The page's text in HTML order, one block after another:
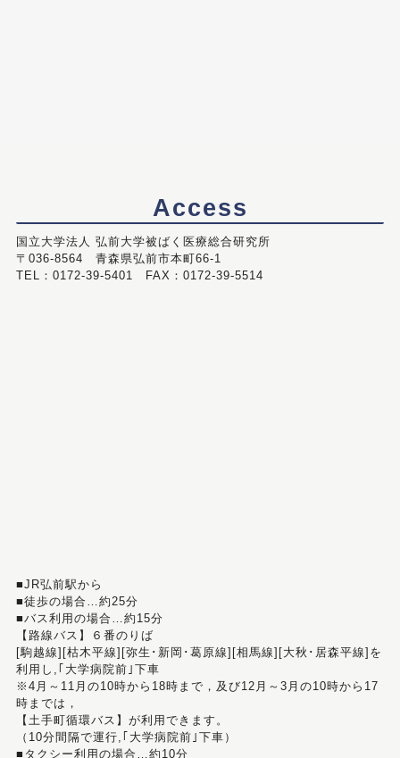
Access
国立大学法人 弘前大学被ばく医療総合研究所
〒036-8564 青森県弘前市本町66-1
TEL：0172-39-5401 FAX：0172-39-5514
■JR弘前駅から
■徒歩の場合…約25分
■バス利用の場合…約15分
【路線バス】６番のりば
[駒越線][枯木平線][弥生･新岡･葛原線][相馬線][大秋･居森平線]を
利用し,｢大学病院前｣下車
※4月～11月の10時から18時まで，及び12月～3月の10時から17
時までは，
【土手町循環バス】が利用できます。
（10分間隔で運行,｢大学病院前｣下車）
■タクシー利用の場合…約10分